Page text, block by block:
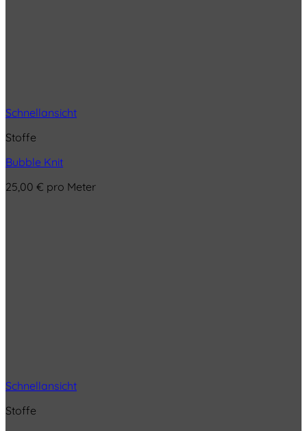
Schnellansicht
Stoffe
Bubble Knit
25,00 € pro Meter
Schnellansicht
Stoffe